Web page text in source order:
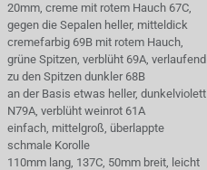
20mm, creme mit rotem Hauch 67C,
gegen die Sepalen heller, mitteldick
cremefarbig 69B mit rotem Hauch,
grüne Spitzen, verblüht 69A, verlaufend
zu den Spitzen dunkler 68B
an der Basis etwas heller, dunkelviolett
N79A, verblüht weinrot 61A
einfach, mittelgroß, überlappte
schmale Korolle
110mm lang, 137C, 50mm breit, leicht